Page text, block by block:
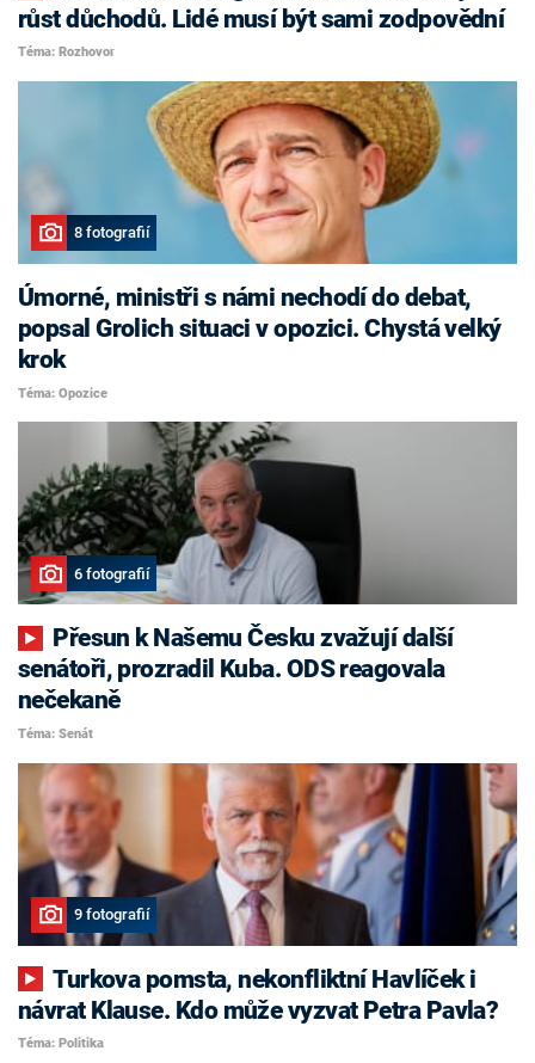
růst důchodů. Lidé musí být sami zodpovědní
Téma: Rozhovor
8 fotografií
Úmorné, ministři s námi nechodí do debat,
popsal Grolich situaci v opozici. Chystá velký
krok
Téma: Opozice
6 fotografií
senátoři, prozradil Kuba. ODS reagovala
nečekaně
Téma: Senát
9 fotografií
Turkova pomsta, nekonfliktní Havlíček i
návrat Klause. Kdo může vyzvat Petra Pavla?
Téma: Politika